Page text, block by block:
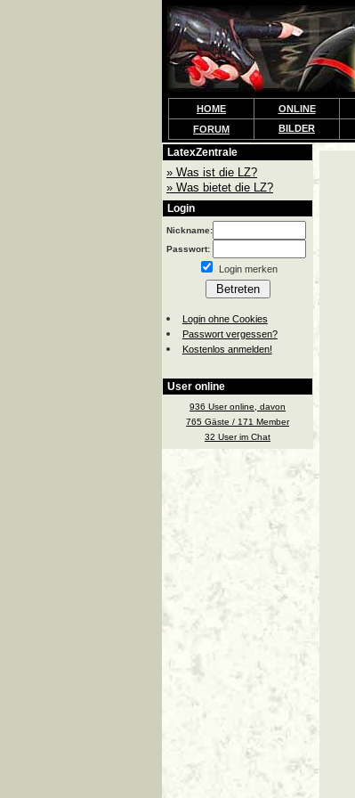
HOME ONLINE
FORUM
BILDER
LatexZentrale
» Was ist die LZ?
» Was bietet die LZ?
Login
Nickname:
Passwort:
Login merken
Login ohne Cookies
Passwort vergessen?
Kostenlos anmelden!
User online
936 User online, davon
765 Gäste / 171 Member
32 User im Chat